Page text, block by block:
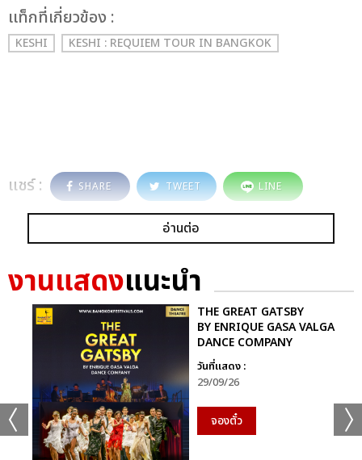
เเท็กที่เกี่ยวข้อง :
KESHI KESHI : REQUIEM TOUR IN BANGKOK
แชร์ : SHARE TWEET LINE
อ่านต่อ
งานแสดงแนะนำ
THE GREAT GATSBY
BY ENRIQUE GASA VALGA
DANCE COMPANY
วันที่แสดง :
29/09/26
จองตั๋ว